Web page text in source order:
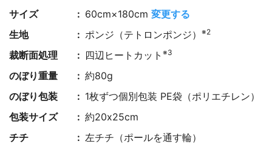
サイズ 60cm×180cm変更する
生地
ポンジ（テトロンポンジ）※2
裁断面処理 四辺ヒートカット※3
のぼり重量
約80g
のぼり包装
1枚ずつ個別包装 PE袋（ポリエチレン）
包装サイズ
約20x25cm
チチ
左チチ（ポールを通す輪）